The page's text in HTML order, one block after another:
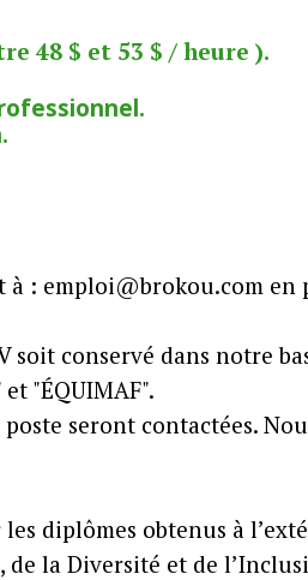
48 $ et 53 $ / heure ).
: emploi@brokou.com
conservé dans notre
"ÉQUIMAF".
seront contactées.
diplômes obtenus à
la Diversité et de